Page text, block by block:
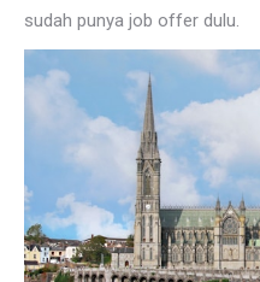
sudah punya job offer dulu.